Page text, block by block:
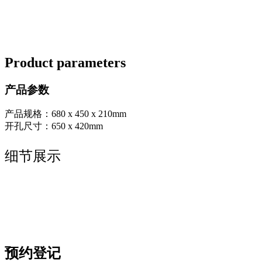
Product parameters
产品参数
产品规格：680 x 450 x 210mm
开孔尺寸：650 x 420mm
细节展示
预约登记